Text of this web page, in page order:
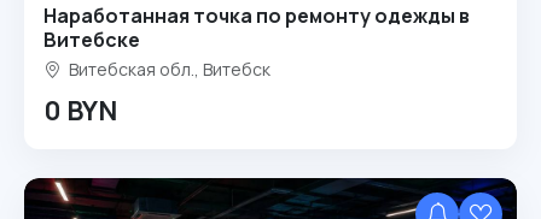
Наработанная точка по ремонту одежды в
Витебске
Витебская обл., Витебск
0 BYN